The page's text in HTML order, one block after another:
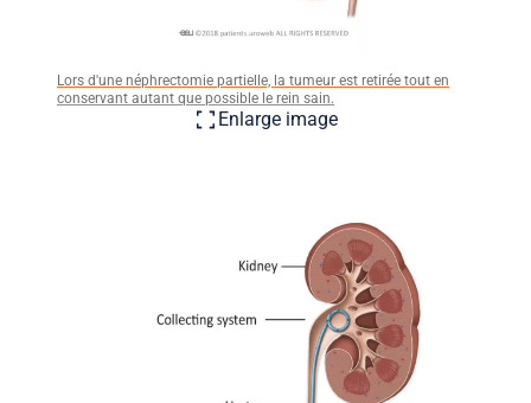
Lors d'une néphrectomie partielle, la tumeur est retirée tout en
conservant autant que possible le rein sain.
Enlarge image